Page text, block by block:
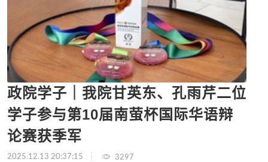
政院学子｜我院甘英东、孔雨芹二位
学子参与第10届南萤杯国际华语辩
论赛获季军
2025.12.13 20:37:15 3297